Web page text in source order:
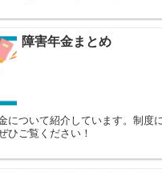
障害年金まとめ
について紹介しています。制度
ひご覧ください！